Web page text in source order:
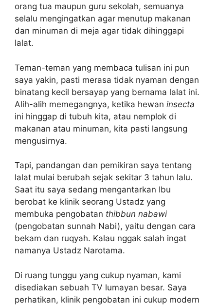
orang tua maupun guru sekolah, semuanya
selalu mengingatkan agar menutup makanan
dan minuman di meja agar tidak dihinggapi
lalat.
Teman-teman yang membaca tulisan ini pun
saya yakin, pasti merasa tidak nyaman dengan
binatang kecil bersayap yang bernama lalat ini.
Alih-alih memegangnya, ketika hewan insecta
ini hinggap di tubuh kita, atau nemplok di
makanan atau minuman, kita pasti langsung
mengusirnya.
Tapi, pandangan dan pemikiran saya tentang
lalat mulai berubah sejak sekitar 3 tahun lalu.
Saat itu saya sedang mengantarkan Ibu
berobat ke klinik seorang Ustadz yang
membuka pengobatan thibbun nabawi
(pengobatan sunnah Nabi), yaitu dengan cara
bekam dan ruqyah. Kalau nggak salah ingat
namanya Ustadz Narotama.
Di ruang tunggu yang cukup nyaman, kami
disediakan sebuah TV lumayan besar. Saya
perhatikan, klinik pengobatan ini cukup modern